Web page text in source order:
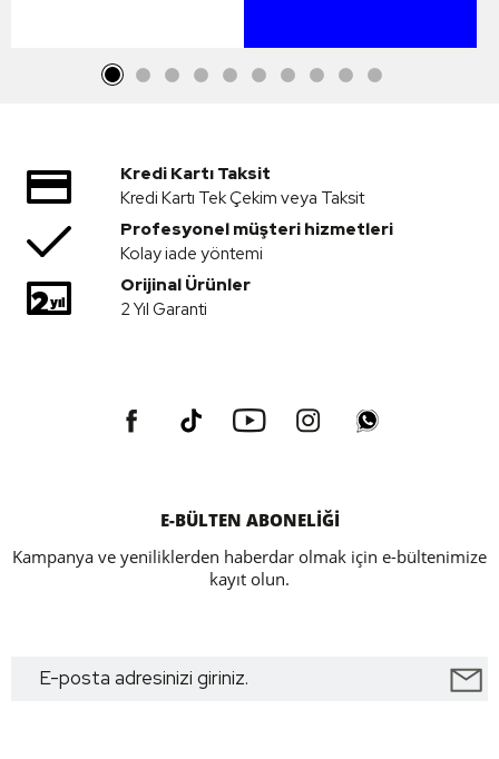
Kredi Kartı Taksit
Kredi Kartı Tek Çekim veya Taksit
Profesyonel müşteri hizmetleri
Kolay iade yöntemi
Orijinal Ürünler
2 Yıl Garanti
E-BÜLTEN ABONELİĞİ
Kampanya ve yeniliklerden haberdar olmak için e-bültenimize
kayıt olun.